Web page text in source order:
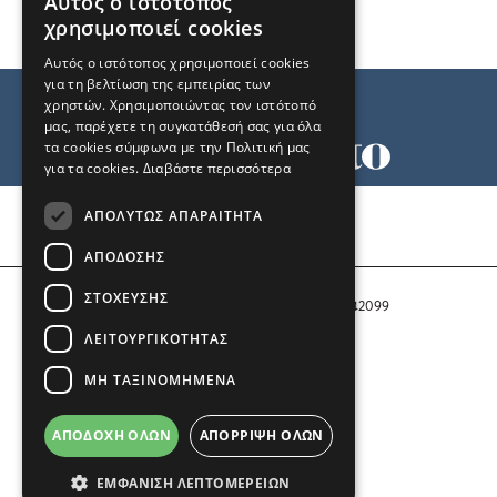
Αριθμός Πιστοποίησης Μ.Η.Τ. 242099
COPYRIGHT © 2026 Το Μανιφέστο
χρησιμοποιεί cookies
Αυτός ο ιστότοπος χρησιμοποιεί cookies
για τη βελτίωση της εμπειρίας των
χρηστών. Χρησιμοποιώντας τον ιστότοπό
μας, παρέχετε τη συγκατάθεσή σας για όλα
τα cookies σύμφωνα με την Πολιτική μας
για τα cookies. Διαβάστε περισσότερα
ΑΠΟΛΎΤΩΣ ΑΠΑΡΑΊΤΗΤΑ
ΑΠΌΔΟΣΗΣ
ΣΤΌΧΕΥΣΗΣ
ΛΕΙΤΟΥΡΓΙΚΌΤΗΤΑΣ
ΜΗ ΤΑΞΙΝΟΜΗΜΈΝΑ
ΑΠΟΔΟΧΉ ΌΛΩΝ ΑΠΌΡΡΙΨΗ ΌΛΩΝ
ΕΜΦΆΝΙΣΗ ΛΕΠΤΟΜΕΡΕΙΏΝ